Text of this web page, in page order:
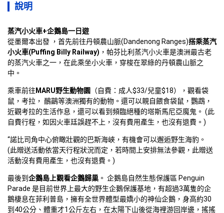
說明
蒸汽小火車+企鵝島一日遊
從墨爾本出發 ，首先前往丹頓農山脈(Dandenong Ranges)搭乘蒸汽
小火車(Puffing Billy Railway) ，帕芬比利蒸汽小火車是澳洲最古老
的蒸汽火車之一，在此乘坐小火車，穿梭在翠綠的丹頓農山脈之
中。
乘車前往 MARU野生動物園
（自費：成人$33/兒童$18），觀看袋
鼠，考拉， 鴯鶓等澳洲獨有的動物。還可以親自餵食袋鼠，鸚鵡，
近觀考拉的生活作息，還可以看到頻臨絕種的塔斯馬尼亞魔鬼。 (此
自費行程，如因火車廷誤趕不上，沒有費用產生，也沒有退費。)
“諾比司角中心俯瞰壯觀的巴斯海峽，有機會可以邂逅野生海豹。
(此贈送活動依當天行程狀況而定，若時間上安排無法參觀，此贈送
活動沒有費用產生，也沒有退費。)
最後到 企鵝島上觀看企鵝歸巢 。 企鵝島自然生態保護區 Penguin
Parade 是目前世界上最大的野生企鵝保護基地，有超過3萬隻的企
鵝棲息在菲利普島，擁有全世界體型最嬌小的神仙企鵝，身高約30
到40公分、體重才1公斤左右，在太陽下山後從海裡游回岸邊，搖搖